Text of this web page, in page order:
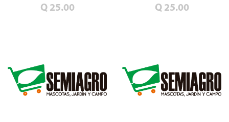
Q 25.00 Q 25.00